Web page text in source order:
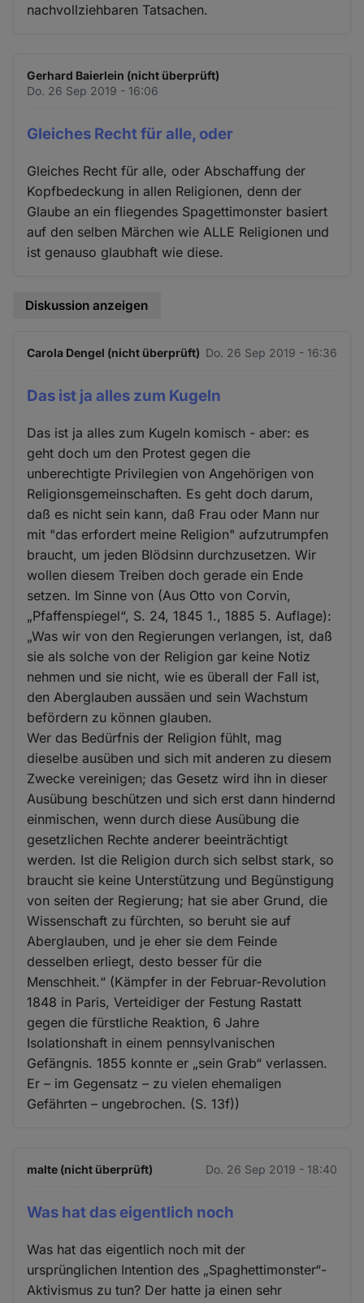
nachvollziehbaren Tatsachen.
Gerhard Baierlein (nicht überprüft)
Do. 26 Sep 2019 - 16:06
Gleiches Recht für alle, oder
Gleiches Recht für alle, oder Abschaffung der
Kopfbedeckung in allen Religionen, denn der
Glaube an ein fliegendes Spagettimonster basiert
auf den selben Märchen wie ALLE Religionen und
ist genauso glaubhaft wie diese.
Diskussion anzeigen
Carola Dengel (nicht überprüft) Do. 26 Sep 2019 - 16:36
Das ist ja alles zum Kugeln
Das ist ja alles zum Kugeln komisch - aber: es
geht doch um den Protest gegen die
unberechtigte Privilegien von Angehörigen von
Religionsgemeinschaften. Es geht doch darum,
daß es nicht sein kann, daß Frau oder Mann nur
mit "das erfordert meine Religion" aufzutrumpfen
braucht, um jeden Blödsinn durchzusetzen. Wir
wollen diesem Treiben doch gerade ein Ende
setzen. Im Sinne von (Aus Otto von Corvin,
„Pfaffenspiegel“, S. 24, 1845 1., 1885 5. Auflage):
„Was wir von den Regierungen verlangen, ist, daß
sie als solche von der Religion gar keine Notiz
nehmen und sie nicht, wie es überall der Fall ist,
den Aberglauben aussäen und sein Wachstum
befördern zu können glauben.
Wer das Bedürfnis der Religion fühlt, mag
dieselbe ausüben und sich mit anderen zu diesem
Zwecke vereinigen; das Gesetz wird ihn in dieser
Ausübung beschützen und sich erst dann hindernd
einmischen, wenn durch diese Ausübung die
gesetzlichen Rechte anderer beeinträchtigt
werden. Ist die Religion durch sich selbst stark, so
braucht sie keine Unterstützung und Begünstigung
von seiten der Regierung; hat sie aber Grund, die
Wissenschaft zu fürchten, so beruht sie auf
Aberglauben, und je eher sie dem Feinde
desselben erliegt, desto besser für die
Menschheit.“ (Kämpfer in der Februar-Revolution
1848 in Paris, Verteidiger der Festung Rastatt
gegen die fürstliche Reaktion, 6 Jahre
Isolationshaft in einem pennsylvanischen
Gefängnis. 1855 konnte er „sein Grab“ verlassen.
Er – im Gegensatz – zu vielen ehemaligen
Gefährten – ungebrochen. (S. 13f))
malte (nicht überprüft) Do. 26 Sep 2019 - 18:40
Was hat das eigentlich noch
Was hat das eigentlich noch mit der
ursprünglichen Intention des „Spaghettimonster“-
Aktivismus zu tun? Der hatte ja einen sehr